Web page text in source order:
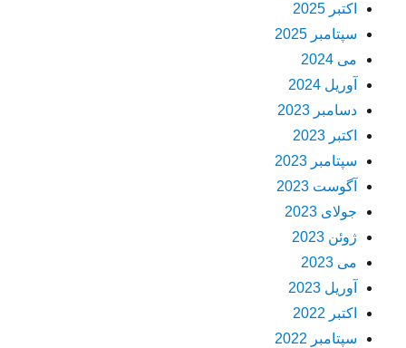
اکتبر 2025
سپتامبر 2025
می 2024
آوریل 2024
دسامبر 2023
اکتبر 2023
سپتامبر 2023
آگوست 2023
جولای 2023
ژوئن 2023
می 2023
آوریل 2023
اکتبر 2022
سپتامبر 2022